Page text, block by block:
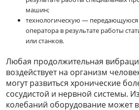
машин;
технологическую — передающуюся
оператора в результате работы
или станков.
Любая продолжительная
воздействует на организм
могут развиться хронические
сосудистой и нервной системы.
колебаний оборудование может